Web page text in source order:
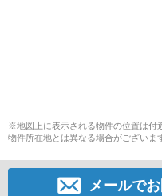
※地図上に表示される物件の位置は付
物件所在地とは異なる場合がございま
メールで